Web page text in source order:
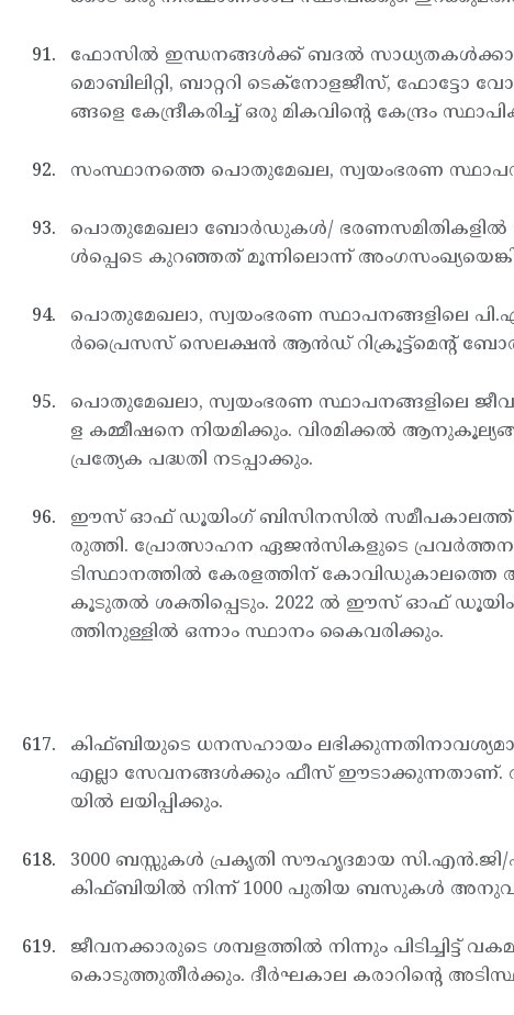
ഫോസില്‍ ഇന്ധനങ്ങള്‍ക്ക് ബദല്‍
മൊബിലിറ്റി, ബാറ്ററി ടെക്നോളജീസ്,
ങ്ങളെ കേന്ദ്രീകരിച്ച് ഒരു മികവിന്റെ കേന്ദ്രം
സംസ്ഥാനത്തെ പൊതുമേഖല, സ്വയംഭരണ
പൊതുമേഖലാ ബോര്‍ഡുകള്‍/ ഭരണസമിതികളില്‍
ള്‍പ്പെടെ കുറഞ്ഞത് മൂന്നിലൊന്ന്
പൊതുമേഖലാ, സ്വയംഭരണ സ്ഥാപനങ്ങളിലെ
ര്‍പ്രൈസസ് സെലക്ഷന്‍ ആന്‍ഡ് റിക്രൂട്ട്മെന്റ്
പൊതുമേഖലാ, സ്വയംഭരണ സ്ഥാപനങ്ങളിലെ
ള കമ്മീഷനെ നിയമിക്കും. വിരമിക്കല്‍
പ്രത്യേക പദ്ധതി നടപ്പാക്കും.
ഈസ് ഓഫ് ഡൂയിംഗ് ബിസിനസില്‍ സമീപകാലത്ത്
രുത്തി. പ്രോത്സാഹന ഏജന്‍സികളുടെ
ടിസ്ഥാനത്തില്‍ കേരളത്തിന്
കൂടുതല്‍ ശക്തിപ്പെടും. 2022 ല്‍ ഈസ് ഓഫ്
ത്തിനുള്ളില്‍ ഒന്നാം സ്ഥാനം കൈവരിക്കും.
കിഫ്ബിയുടെ ധനസഹായം
എല്ലാ സേവനങ്ങള്‍ക്കും ഫീസ്
യില്‍ ലയിപ്പിക്കും.
3000 ബസ്സുകള്‍ പ്രകൃതി സൗഹൃദമായ സി.എന്‍.ജി/
കിഫ്ബിയില്‍ നിന്ന് 1000 പുതിയ ബസുകള്‍
ജീവനക്കാരുടെ ശമ്പളത്തില്‍ നിന്നും
കൊടുത്തുതീര്‍ക്കും. ദീര്‍ഘകാല കരാറിന്റെ